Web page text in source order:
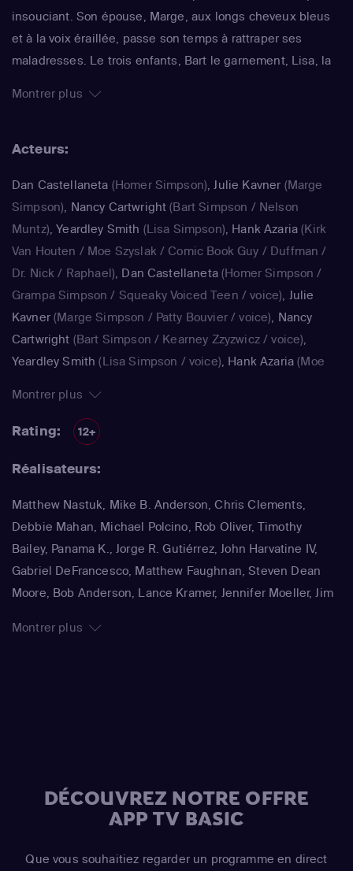
insouciant. Son épouse, Marge, aux longs cheveux bleus
et à la voix éraillée, passe son temps à rattraper ses
maladresses. Le trois enfants, Bart le garnement, Lisa, la
rendent joyeux et animé le quotidien de ce foyer. La série
saison, est régulièrement récompensée aux Emmy Awards
Montrer plus
Acteurs:
Dan Castellaneta (Homer Simpson),Julie Kavner (Marge
Simpson), Nancy Cartwright (Bart Simpson / Nelson
Muntz),Yeardley Smith (Lisa Simpson), Hank Azaria (Kirk
Van Houten / Moe Szyslak / Comic Book Guy / Duffman /
Dr. Nick / Raphael), Dan Castellaneta(Homer Simpson /
Grampa Simpson / Squeaky Voiced Teen / voice), Julie
Kavner(Marge Simpson / Patty Bouvier / voice), Nancy
Cartwright (Bart Simpson / Kearney Zzyzwicz / voice),
Yeardley Smith (Lisa Simpson / voice), Hank Azaria (Moe
Lawyer / Lifeguard / Very Tall Man / voice)
Castellaneta(Homer Simpson / Kodos)
(Bart Simpson)
Houten / Clancy Wiggum / Snake Jailbird / Maximilian von
Gumble / Sideshow Mel / Hans Moleman / Mayor Quimby)
(Marge Simpson / Patty Bouvier / Selma
Bouvier)
Nancy Cartwright
(Bart Simpson / Ralph Wiggum
Hank Azaria
(Cletus Spuckler / Kirk Van
Houten / Clancy Wiggum / Gary Chalmers / Moe Szyslak /
Comic Book Guy)
Montrer plus
Rating: 12+
Réalisateurs:
Matthew Nastuk, Mike B. Anderson, Chris Clements,
Debbie Mahan, Michael Polcino, Rob Oliver, Timothy
Bailey, Panama K., Jorge R. Gutiérrez, John Harvatine IV,
Gabriel DeFrancesco, Matthew Faughnan, Steven Dean
Moore, Bob Anderson, Lance Kramer, Jennifer Moeller, Jim
Montrer plus
DÉCOUVREZ NOTRE OFFRE
APP TV BASIC
Que vous souhaitiez regarder un programme en direct